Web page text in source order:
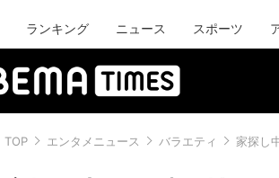
ランキング ニュース スポーツ
TOP エンタメニュース バラエティ 家探し